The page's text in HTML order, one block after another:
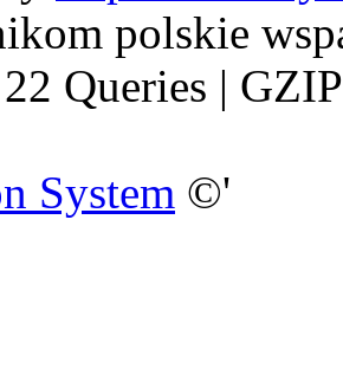
polskie
Queries |
System ©'